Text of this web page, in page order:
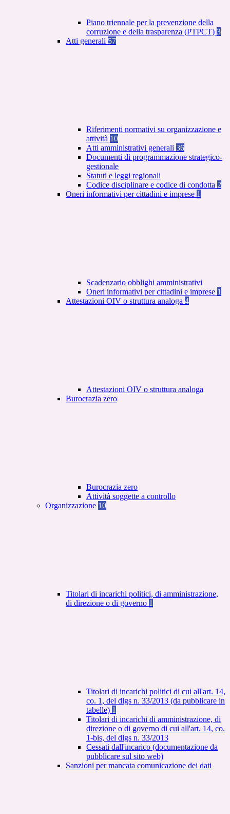
Piano triennale per la prevenzione della
corruzione e della trasparenza (PTPCT) 3
Atti generali 57
Riferimenti normativi su organizzazione e
attività 10
Atti amministrativi generali 36
Documenti di programmazione strategico-
gestionale
Statuti e leggi regionali
Codice disciplinare e codice di condotta 2
Oneri informativi per cittadini e imprese 1
Scadenzario obblighi amministrativi
Oneri informativi per cittadini e imprese 1
Attestazioni OIV o struttura analoga 4
Attestazioni OIV o struttura analoga
Burocrazia zero
Burocrazia zero
Attività soggette a controllo
Organizzazione 10
Titolari di incarichi politici, di amministrazione,
di direzione o di governo 1
Titolari di incarichi politici di cui all'art. 14,
co. 1, del dlgs n. 33/2013 (da pubblicare in
tabelle) 1
Titolari di incarichi di amministrazione, di
direzione o di governo di cui all'art. 14, co.
1-bis, del dlgs n. 33/2013
Cessati dall'incarico (documentazione da
pubblicare sul sito web)
Sanzioni per mancata comunicazione dei dati